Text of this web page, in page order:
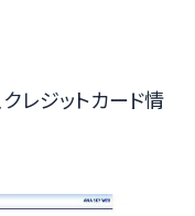
レジットカード情